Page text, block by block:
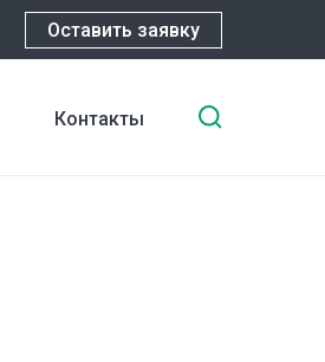
Оставить заявку
Контакты